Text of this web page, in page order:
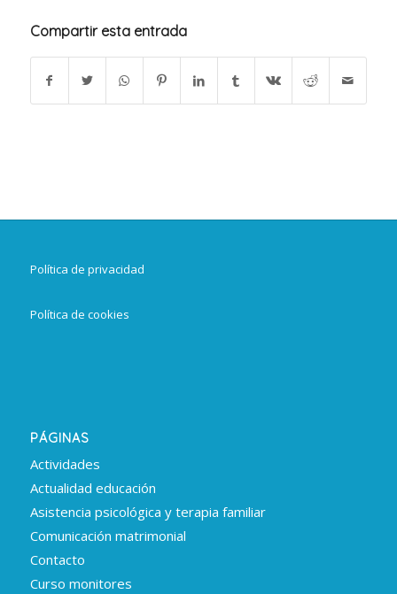
Compartir esta entrada
Política de privacidad
Política de cookies
PÁGINAS
Actividades
Actualidad educación
Asistencia psicológica y terapia familiar
Comunicación matrimonial
Contacto
Curso monitores